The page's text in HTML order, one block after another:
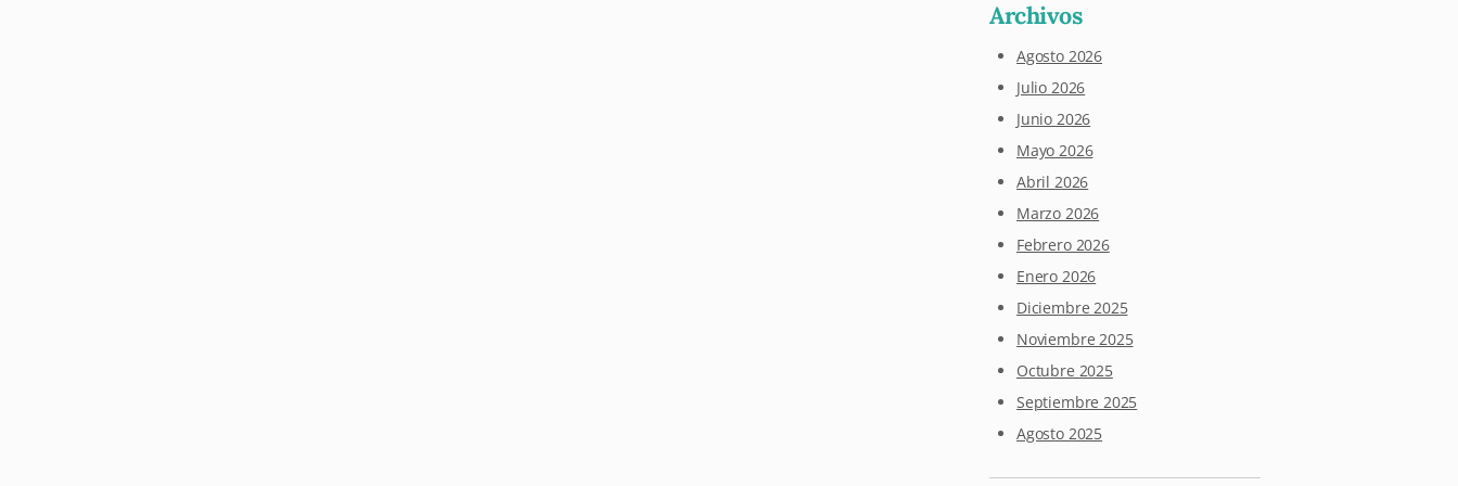
Archivos
Agosto 2026
Julio 2026
Junio 2026
Mayo 2026
Abril 2026
Marzo 2026
Febrero 2026
Enero 2026
Diciembre 2025
Noviembre 2025
Octubre 2025
Septiembre 2025
Agosto 2025